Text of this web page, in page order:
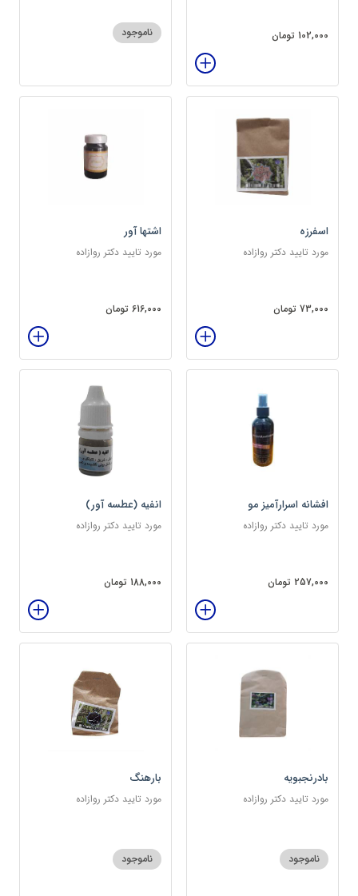
102,000 تومان ناموجود
اسفرزه
مورد تایید دکتر روازاده
73,000 تومان
اشتها آور
مورد تایید دکتر روازاده
616,000 تومان
افشانه اسرارآمیز مو
مورد تایید دکتر روازاده
257,000 تومان
انفیه (عطسه آور)
مورد تایید دکتر روازاده
188,000 تومان
بادرنجبویه
مورد تایید دکتر روازاده
ناموجود
بارهنگ
مورد تایید دکتر روازاده
ناموجود